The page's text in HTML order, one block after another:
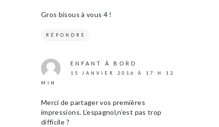
Gros bisous à vous 4 !
RÉPONDRE
ENFANT À BORD
15 JANVIER 2016 À 17 H 12
MIN
Merci de partager vos premières
impressions. L’espagnol,n’est pas trop
difficile ?